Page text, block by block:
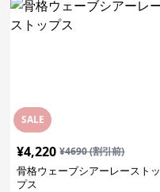
SALE
¥4,220 ¥4690(割引前)
骨格ウェーブシアーレーストッ
プス